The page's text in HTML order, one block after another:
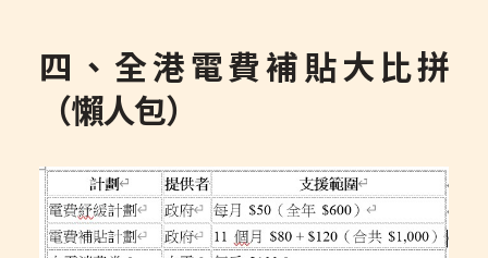
四、全港電費補貼大比拼
（懶人包）